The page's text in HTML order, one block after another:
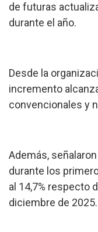
de futuras
durante el año.
Desde la
incremento
convencionales y
Además,
durante los
al 14,7% respecto
diciembre de 2025.